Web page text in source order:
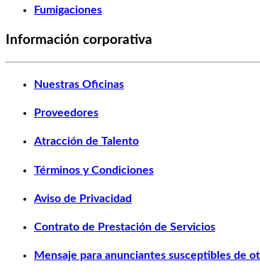
Fumigaciones
Información corporativa
Nuestras Oficinas
Proveedores
Atracción de Talento
Términos y Condiciones
Aviso de Privacidad
Contrato de Prestación de Servicios
Mensaje para anunciantes susceptibles de